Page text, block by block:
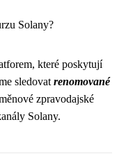
Solany?
které poskytují
sledovat renomované
zpravodajské
Solany.